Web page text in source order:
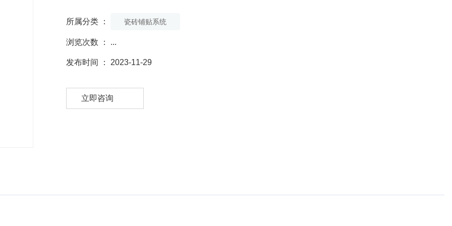
所属分类 ： 瓷砖铺贴系统
浏览次数 ： ...
发布时间 ： 2023-11-29
立即咨询